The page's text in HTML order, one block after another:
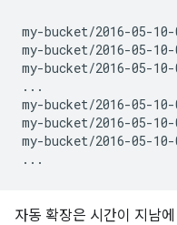
my-bucket/2016-05-
my-bucket/2016-05-10-
my-bucket/2016-05-10-
...
my-bucket/2016-05-10-
my-bucket/2016-05-10-
my-bucket/2016-05-
자동 확장은 시간이 지남